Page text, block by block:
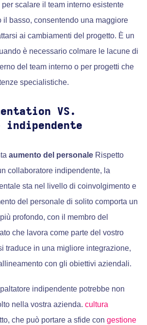
scalare il team interno esistente
il basso, consentendo una maggiore
ai cambiamenti del progetto. È un
è necessario colmare le lacune di
del team interno o per progetti che
specialistiche.
VS.
indipendente
aumento del personale Rispetto
collaboratore indipendente, la
sta nel livello di coinvolgimento e
del personale di solito comporta un
profondo, con il membro del
che lavora come parte del vostro
traduce in una migliore integrazione,
con gli obiettivi aziendali.
indipendente potrebbe non
nella vostra azienda. cultura
che può portare a sfide con gestione